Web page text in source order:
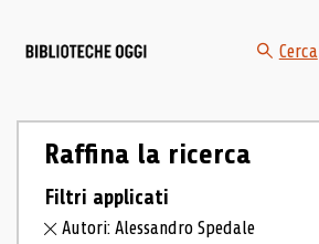
Cerca
Raffina la ricerca
Filtri applicati
Autori: Alessandro Spedale